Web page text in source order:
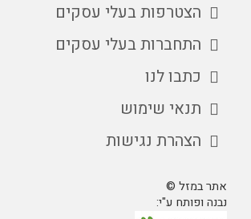
הצטרפות בעלי עסקים
התחברות בעלי עסקים
כתבו לנו
תנאי שימוש
הצהרת נגישות
אתר במזל ©
נבנה ופותח ע"י: